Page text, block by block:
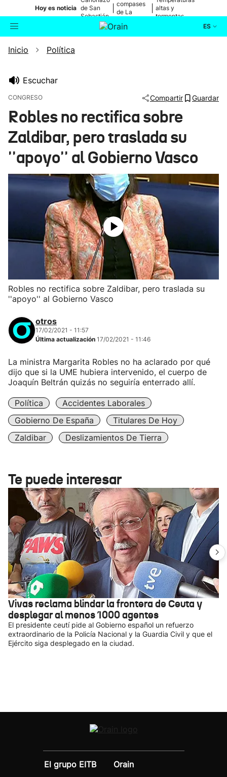
Hoy es noticia de San
Sebastián
compases
de La
altas y
tormentas
ES
Buscador
Ikusmiran
Eguraldia
Inicio Política
Escuchar
CONGRESO Compartir Guardar
Robles no rectifica sobre
Zaldibar, pero traslada su
''apoyo'' al Gobierno Vasco
Robles no rectifica sobre Zaldibar, pero traslada su
''apoyo'' al Gobierno Vasco
otros
17/02/2021 - 11:57
Última actualización 17/02/2021 - 11:46
La ministra Margarita Robles no ha aclarado por qué
dijo que si la UME hubiera intervenido, el cuerpo de
Joaquín Beltrán quizás no seguiría enterrado allí.
Política
Accidentes Laborales
Gobierno De España
Titulares De Hoy
Zaldibar
Deslizamientos De Tierra
Te puede interesar
Vivas reclama blindar la frontera de Ceuta y
desplegar al menos 1000 agentes
El presidente ceutí pide al Gobierno español un refuerzo
extraordinario de la Policía Nacional y la Guardia Civil y que el
Ejército siga desplegado en la ciudad.
El grupo EITB
Orain